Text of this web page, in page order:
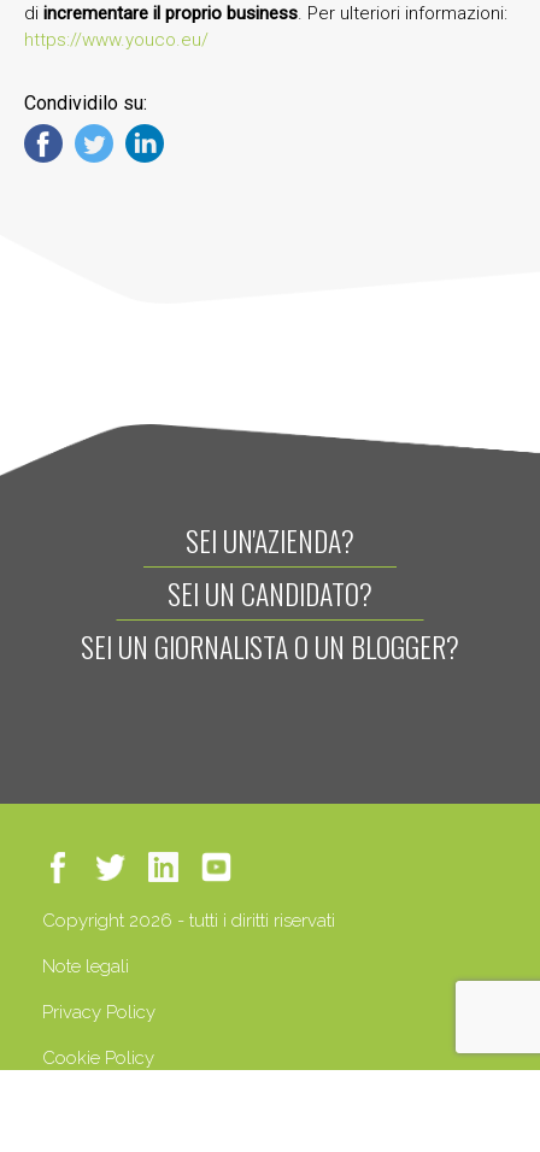
di incrementare il proprio business. Per ulteriori informazioni:
https://www.youco.eu/
Condividilo su:
SEI UN'AZIENDA?
SEI UN CANDIDATO?
SEI UN GIORNALISTA O UN BLOGGER?
Copyright 2026 - tutti i diritti riservati
Note legali
Privacy Policy
Cookie Policy